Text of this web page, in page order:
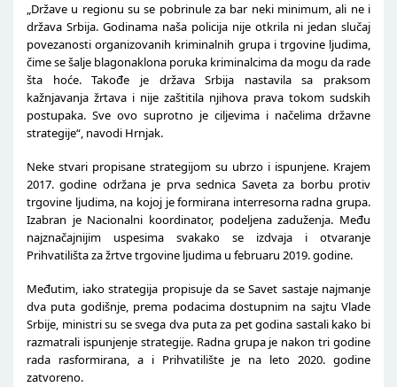
„Države u regionu su se pobrinule za bar neki minimum, ali ne i
država Srbija. Godinama naša policija nije otkrila ni jedan slučaj
povezanosti organizovanih kriminalnih grupa i trgovine ljudima,
čime se šalje blagonaklona poruka kriminalcima da mogu da rade
šta hoće. Takođe je država Srbija nastavila sa praksom
kažnjavanja žrtava i nije zaštitila njihova prava tokom sudskih
postupaka. Sve ovo suprotno je ciljevima i načelima državne
strategije“, navodi Hrnjak.
Neke stvari propisane strategijom su ubrzo i ispunjene. Krajem
2017. godine održana je prva sednica Saveta za borbu protiv
trgovine ljudima, na kojoj je formirana interresorna radna grupa.
Izabran je Nacionalni koordinator, podeljena zaduženja. Među
najznačajnijim uspesima svakako se izdvaja i otvaranje
Prihvatilišta za žrtve trgovine ljudima u februaru 2019. godine.
Međutim, iako strategija propisuje da se Savet sastaje najmanje
dva puta godišnje, prema podacima dostupnim na sajtu Vlade
Srbije, ministri su se svega dva puta za pet godina sastali kako bi
razmatrali ispunjenje strategije. Radna grupa je nakon tri godine
rada rasformirana, a i Prihvatilište je na leto 2020. godine
zatvoreno.